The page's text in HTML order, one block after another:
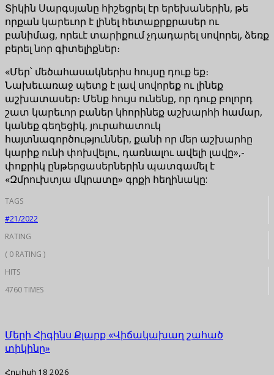
Տիկին Սարգսյանը հիշեցրել էր երեխաներին, թե
որքան կարեւոր է լինել հետաքրքրասեր ու
բանիմաց, որեւէ տարիքում չդադարել սովորել, ձեռք
բերել նոր գիտելիքներ։
«Մեր՝ մեծահասակներիս հույսը դուք եք։
Նախեւառաջ պետք է լավ սովորեք ու լինեք
աշխատասեր։ Մենք հույս ունենք, որ դուք բոլորդ
շատ կարեւոր բաներ կհորինեք աշխարհի համար,
կանեք գեղեցիկ, յուրահատուկ
հայտնագործություններ, քանի որ մեր աշխարհը
կարիք ունի փոխվելու, դառնալու ավելի լավը»,-
փոքրիկ ընթերցասերներին պատգամել է
«Զմրուխտյա մկրատը» գրքի հեղինակը:
TAGS
#21/2022
RATING
( 0 RATING )
HITS
4760 TIMES
Մերի Հիգինս Քլարք «Վիճակախաղ շահած
տիկինը»
Հուլիսի 18 2026